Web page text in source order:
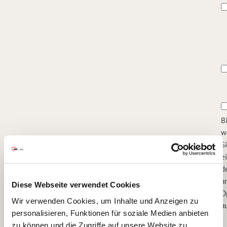
Diese Webseite verwendet Cookies
Wir verwenden Cookies, um Inhalte und Anzeigen zu
personalisieren, Funktionen für soziale Medien anbieten
zu können und die Zugriffe auf unsere Website zu